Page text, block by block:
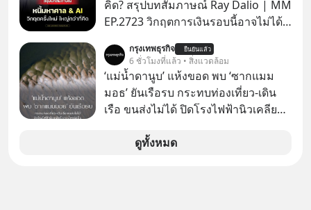
คิด? สรุปบทสัมภาษณ์ Ray Dalio | MM
EP.2723 วิกฤตการเงินรอบนี้อาจไม่ได้
Dalio ชายผู้เคยทำนายวิกฤตเศรษฐกิจ
มาแล้วหลายต่อหลายครั้ง ออกมาส่ง
สัญญาณเตือนระเบิดเวลาลูกใหม่ที่
กำลังก่อตัวขึ้น จาก "ระเบิดหนี้สิน
AI" ที่ผู้คนกำลังแห่ไล่ราคาอย่างบ้าคลั่ง
บทเรียนจากประวัติศาสตร์ 500 ปี บอก
กรุงเทพธุรกิจ ยืนยันแล้ว
6 ชั่วโมงที่แล้ว • สิ่งแวดล้อม
‘แม่น้ำดานูบ’ แห้งขอด พบ ‘ซากแมม
มอธ’ ยันเรือรบ กระทบท่องเที่ยว-เดิน
เรือ ขนส่งไม่ได้ ปิดโรงไฟฟ้านิวเคลียร์
กับฤดูร้อนรุนแรงและภัยแล้งที่ยาวนาน
ดูทั้งหมด